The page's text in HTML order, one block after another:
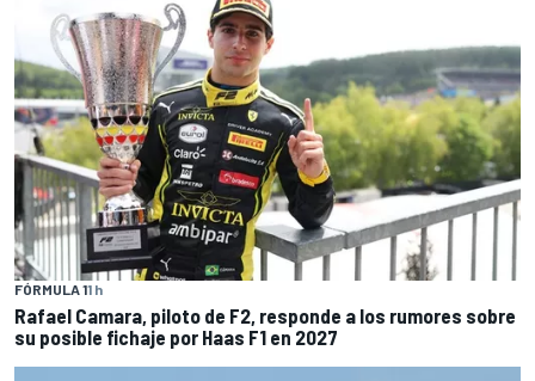
FÓRMULA 11 h
Rafael Camara, piloto de F2, responde a los rumores sobre
su posible fichaje por Haas F1 en 2027